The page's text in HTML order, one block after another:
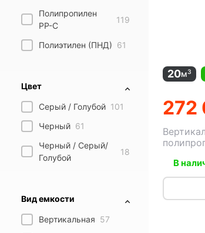
Полипропилен
PP-C
119
Полиэтилен (ПНД) 61
Цвет
Серый / Голубой 101
Черный 61
Черный / Серый/
Голубой
18
Вид емкости
Вертикальная 57
20м3
В
272